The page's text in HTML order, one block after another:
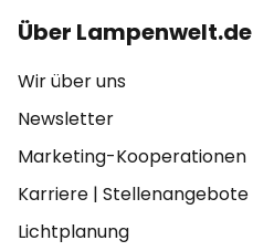
Über Lampenwelt.de
Wir über uns
Newsletter
Marketing-Kooperationen
Karriere | Stellenangebote
Lichtplanung